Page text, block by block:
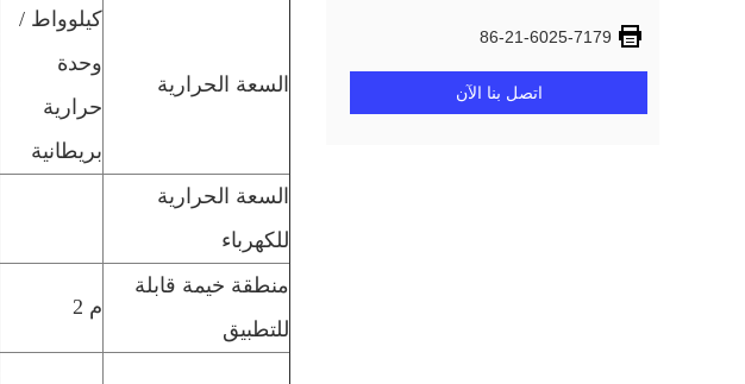
86-21-6025-7179
اتصل بنا الآن السعة الحرارية
كيلوواط /
وحدة
حرارية
بريطانية
السعة الحرارية
للكهرباء
منطقة خيمة قابلة
للتطبيق
م 2